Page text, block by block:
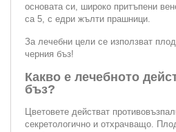
основата си, широко притъпени
са 5, с едри жълти прашници.
За лечебни цели се използват
черния бъз!
Какво е лечебното
бъз?
Цветовете действат
секретологично и отхрачващо.